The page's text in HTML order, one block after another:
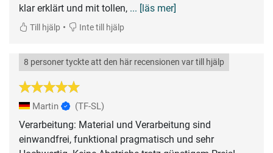
klar erklärt und mit tollen, ... [läs mer]
Till hjälp • Inte till hjälp
8 personer tyckte att den här recensionen var till hjälp
Martin (TF-SL)
Verarbeitung: Material und Verarbeitung sind
einwandfrei, funktional pragmatisch und sehr